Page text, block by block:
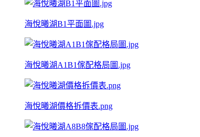
海悅曦湖B1平面圖.jpg
海悅曦湖A1B1傢配格局圖.jpg
海悅曦湖價格拆價表.png